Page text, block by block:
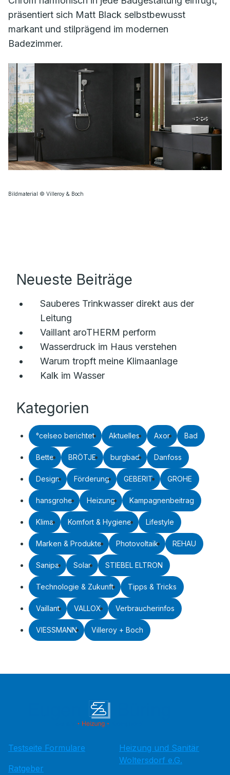
präsentiert sich Matt Black selbstbewusst
markant und stilprägend im modernen
Badezimmer.
Bildmaterial © Villeroy & Boch
Neueste Beiträge
Sauberes Trinkwasser direkt aus der
Leitung
Vaillant aroTHERM perform
Wasserdruck im Haus verstehen
Warum tropft meine Klimaanlage
Kalk im Wasser
Kategorien
°celseo berichtet Aktuelles Axor Bad
Bette BRÖTJE burgbad Danfoss
Design Förderung GEBERIT GROHE
hansgrohe Heizung Kampagnenbeitrag
Klima Komfort & Hygiene Lifestyle
Marken & Produkte Photovoltaik REHAU
Sanipa Solar STIEBEL ELTRON
Technologie & Zukunft Tipps & Tricks
Vaillant VALLOX Verbraucherinfos
VIESSMANN Villeroy + Boch
Testseite Formulare
Ratgeber
Heizung und Sanitär
Woltersdorf e.G.